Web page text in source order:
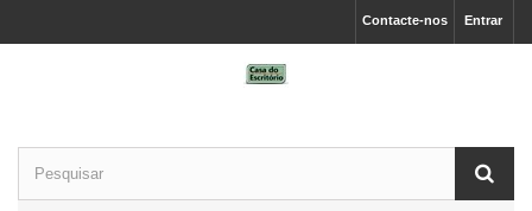
Entrar
Contacte-nos